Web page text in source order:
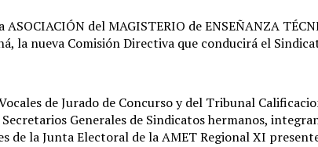
del MAGISTERIO de ENSEÑANZA
la nueva Comisión Directiva que conducirá el
de Jurado de Concurso y del Tribunal
Generales de Sindicatos hermanos,
de la Junta Electoral de la AMET Regional XI